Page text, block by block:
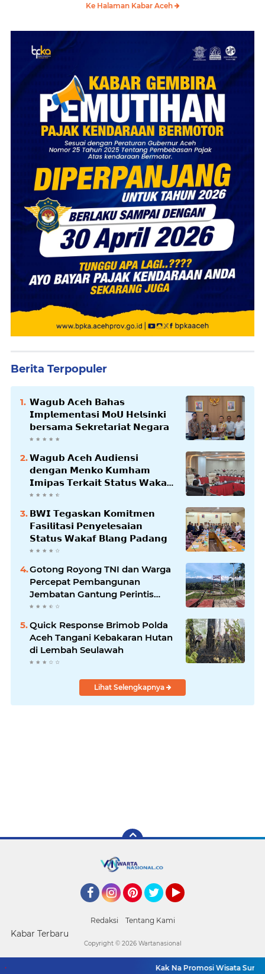
Ke Halaman Kabar Aceh
Berita Terpopuler
𝗪𝗮𝗴𝘂𝗯 𝗔𝗰𝗲𝗵 𝗕𝗮𝗵𝗮𝘀
𝗜𝗺𝗽𝗹𝗲𝗺𝗲𝗻𝘁𝗮𝘀𝗶 𝗠𝗼𝗨 𝗛𝗲𝗹𝘀𝗶𝗻𝗸𝗶
𝗯𝗲𝗿𝘀𝗮𝗺𝗮 𝗦𝗲𝗸𝗿𝗲𝘁𝗮𝗿𝗶𝗮𝘁 𝗡𝗲𝗴𝗮𝗿𝗮
𝗪𝗮𝗴𝘂𝗯 𝗔𝗰𝗲𝗵 𝗔𝘂𝗱𝗶𝗲𝗻𝘀𝗶
𝗱𝗲𝗻𝗴𝗮𝗻 𝗠𝗲𝗻𝗸𝗼 𝗞𝘂𝗺𝗵𝗮𝗺
𝗜𝗺𝗶𝗽𝗮𝘀 𝗧𝗲𝗿𝗸𝗮𝗶𝘁 𝗦𝘁𝗮𝘁𝘂𝘀 𝗪𝗮𝗸𝗮𝗳
𝗕𝗹𝗮𝗻𝗴𝗽𝗮𝗱𝗮𝗻𝗴
𝗕𝗪𝗜 𝗧𝗲𝗴𝗮𝘀𝗸𝗮𝗻 𝗞𝗼𝗺𝗶𝘁𝗺𝗲𝗻
𝗙𝗮𝘀𝗶𝗹𝗶𝘁𝗮𝘀𝗶 𝗣𝗲𝗻𝘆𝗲𝗹𝗲𝘀𝗮𝗶𝗮𝗻
𝗦𝘁𝗮𝘁𝘂𝘀 𝗪𝗮𝗸𝗮𝗳 𝗕𝗹𝗮𝗻𝗴 𝗣𝗮𝗱𝗮𝗻𝗴
Gotong Royong TNI dan Warga
Percepat Pembangunan
Jembatan Gantung Perintis
Kuta Ujung Aceh Tenggara
Quick Response Brimob Polda
Aceh Tangani Kebakaran Hutan
di Lembah Seulawah
Lihat Selengkapnya
Redaksi Tentang Kami
Kabar Terbaru
Kak Na Promosi Wisata Surfing
Copyright © 2026 Wartanasional